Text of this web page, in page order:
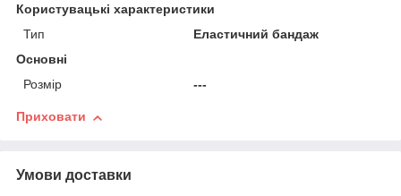
Користувацькі характеристики
Тип
Еластичний бандаж
Основні
Розмір
---
Приховати
Умови доставки